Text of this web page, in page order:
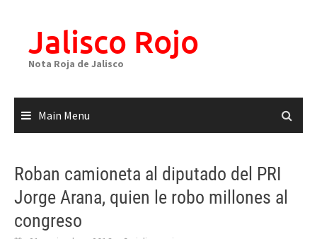
Jalisco Rojo
Nota Roja de Jalisco
Main Menu
Roban camioneta al diputado del PRI
Jorge Arana, quien le robo millones al
congreso